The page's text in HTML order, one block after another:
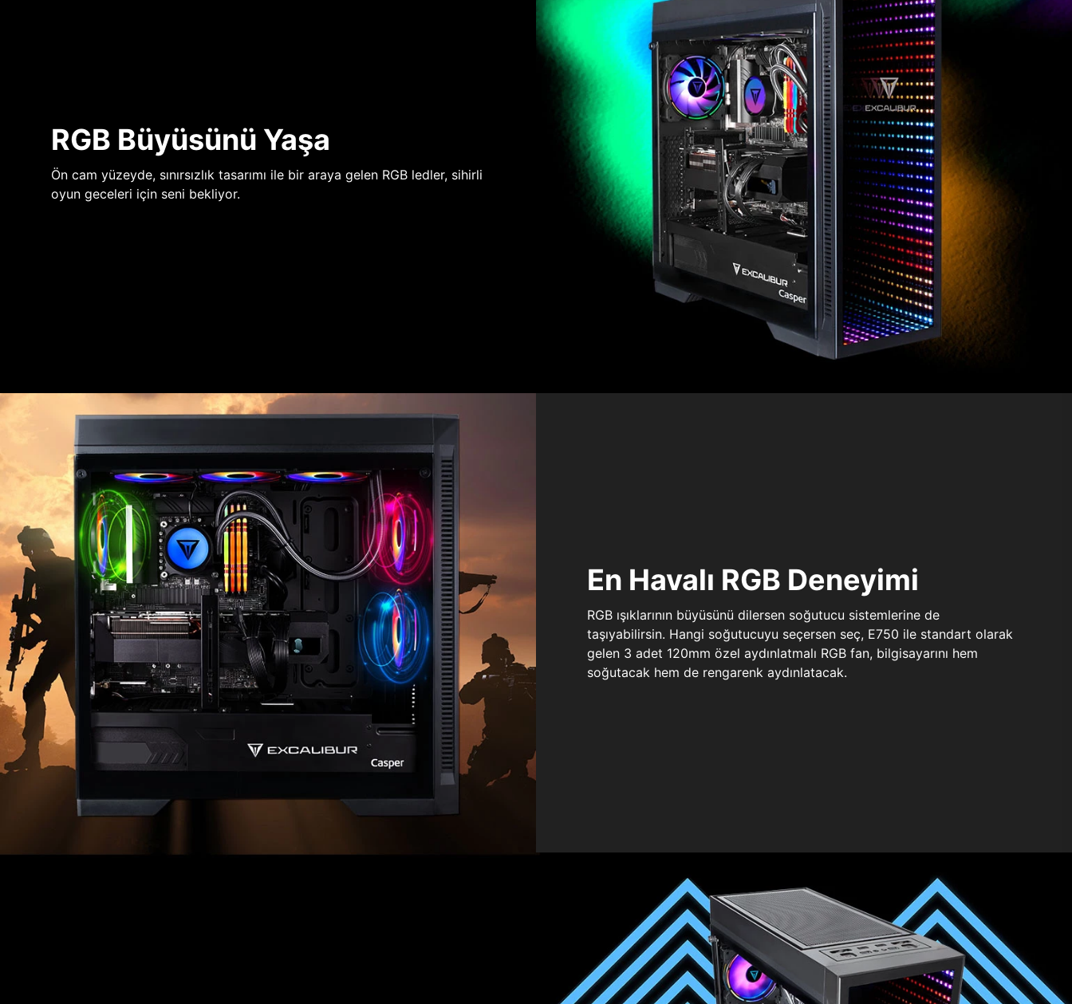
RGB Büyüsünü Yaşa
Ön cam yüzeyde, sınırsızlık tasarımı ile bir araya gelen RGB ledler, sihirli
oyun geceleri için seni bekliyor.
En Havalı RGB Deneyimi
RGB ışıklarının büyüsünü dilersen soğutucu sistemlerine de
taşıyabilirsin. Hangi soğutucuyu seçersen seç, E750 ile standart olarak
gelen 3 adet 120mm özel aydınlatmalı RGB fan, bilgisayarını hem
soğutacak hem de rengarenk aydınlatacak.